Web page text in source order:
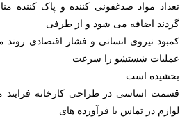
تعداد مواد ضدغفونی کننده و پاک کننده
گردند اضافه می شود و از طرفی
کمبود نیروی انسانی و فشار اقتصادی
عملیات شستشو را سرعت
بخشیده است.
قسمت اساسی در طراحی کارخانه فرایند
لوازم در تماس با فرآورده های